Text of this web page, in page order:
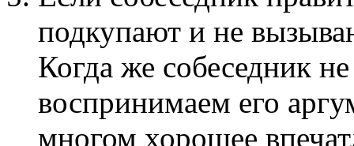
подкупают и не
Когда же собеседник
воспринимаем его
многом хорошее